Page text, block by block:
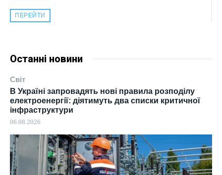
ПЕРЕЙТИ
Останні новини
Світ
В Україні запровадять нові правила розподілу
електроенергії: діятимуть два списки критичної
інфраструктури
06.08.2026